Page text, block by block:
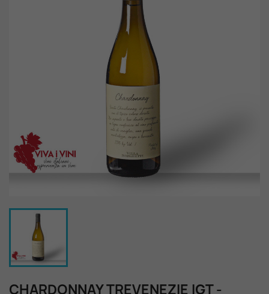
CHARDONNAY TREVENEZIE IGT -